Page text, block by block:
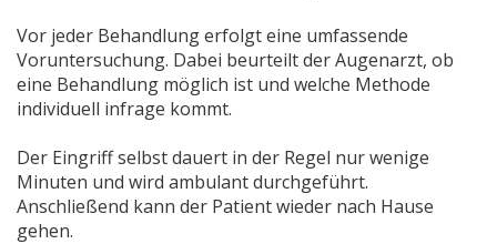
Vor jeder Behandlung erfolgt eine umfassende
Voruntersuchung. Dabei beurteilt der Augenarzt, ob
eine Behandlung möglich ist und welche Methode
individuell infrage kommt.
Der Eingriff selbst dauert in der Regel nur wenige
Minuten und wird ambulant durchgeführt.
Anschließend kann der Patient wieder nach Hause
gehen.